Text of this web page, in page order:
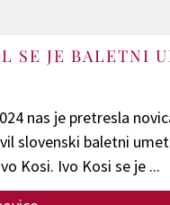
SE JE BALETNI
nas je pretresla
slovenski baletni
Kosi. Ivo Kosi se je ...